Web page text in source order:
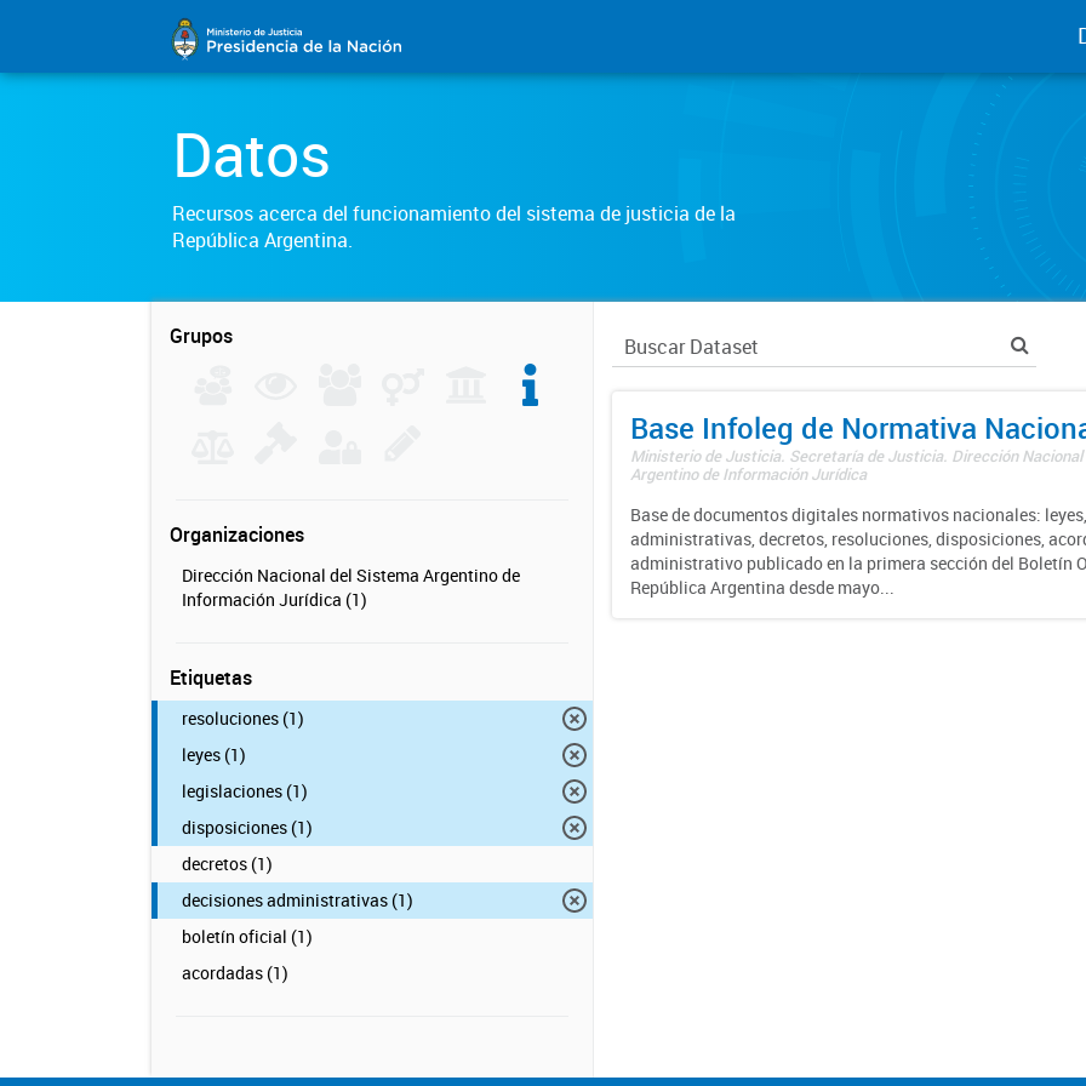
Datos
Recursos acerca del funcionamiento del sistema de justicia de la
República Argentina.
Grupos
Organizaciones
Dirección Nacional del Sistema Argentino de
Información Jurídica (1)
Etiquetas
resoluciones (1)
leyes (1)
legislaciones (1)
disposiciones (1)
decretos (1)
decisiones administrativas (1)
boletín oficial (1)
acordadas (1)
Base Infoleg de Normativa
Ministerio de Justicia. Secretaría de Justicia. Dirección Nacional
Argentino de Información Jurídica
Base de documentos digitales normativos nacionales:
administrativas, decretos, resoluciones, disposiciones,
administrativo publicado en la primera sección del Boletín
República Argentina desde mayo...